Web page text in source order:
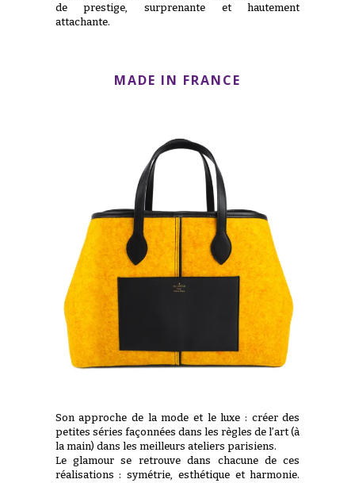
de prestige, surprenante et hautement
attachante.
MADE IN FRANCE
Son approche de la mode et le luxe : créer des
petites séries façonnées dans les règles de l’art (à
la main) dans les meilleurs ateliers parisiens.
Le glamour se retrouve dans chacune de ces
réalisations : symétrie, esthétique et harmonie.